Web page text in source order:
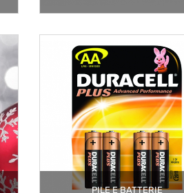
PILE E BATTERIE